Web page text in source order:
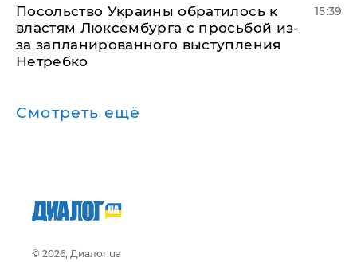
Посольство Украины обратилось к
властям Люксембурга с просьбой из-
за запланированного выступления
Нетребко
15:39
Смотреть ещё
© 2026, Диалог.ua